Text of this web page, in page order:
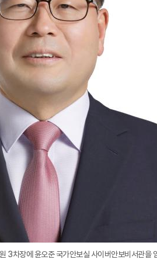
3차장에 윤오준 국가안보실 사이버안보비서관을